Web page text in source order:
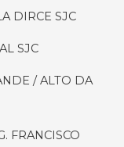
DIRCE SJC
SJC
/ ALTO DA
FRANCISCO